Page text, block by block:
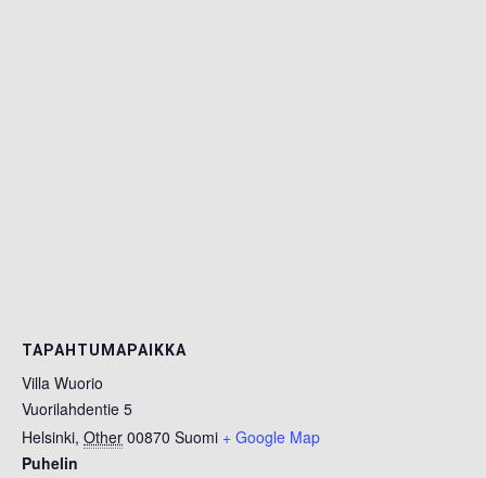
TAPAHTUMAPAIKKA
Villa Wuorio
Vuorilahdentie 5
Helsinki, Other 00870 Suomi + Google Map
Puhelin